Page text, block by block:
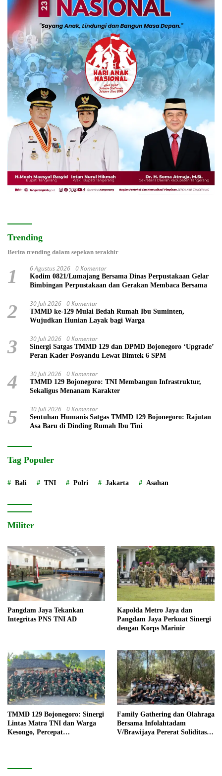
Trending
Berita trending dalam sepekan terakhir
1 6 Agustus 2026 0 Komentar
Kodim 0821/Lumajang Bersama Dinas Perpustakaan Gelar
Bimbingan Perpustakaan dan Gerakan Membaca Bersama
2 30 Juli 2026 0 Komentar
TMMD ke-129 Mulai Bedah Rumah Ibu Suminten,
Wujudkan Hunian Layak bagi Warga
3 30 Juli 2026 0 Komentar
Sinergi Satgas TMMD 129 dan DPMD Bojonegoro ‘Upgrade’
Peran Kader Posyandu Lewat Bimtek 6 SPM
4 30 Juli 2026 0 Komentar
TMMD 129 Bojonegoro: TNI Membangun Infrastruktur,
Sekaligus Menanam Karakter
5 30 Juli 2026 0 Komentar
Sentuhan Humanis Satgas TMMD 129 Bojonegoro: Rajutan
Asa Baru di Dinding Rumah Ibu Tini
Tag Populer
Bali TNI Polri Jakarta Asahan
Militer
Pangdam Jaya Tekankan
Integritas PNS TNI AD
Kapolda Metro Jaya dan
Pangdam Jaya Perkuat Sinergi
dengan Korps Marinir
TMMD 129 Bojonegoro: Sinergi
Lintas Matra TNI dan Warga
Kesongo, Percepat
Family Gathering dan Olahraga
Bersama Infolahtadam
V/Brawijaya Pererat Soliditas